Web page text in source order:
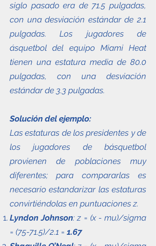
siglo pasado era de 71.5 pulgadas,
con una desviación estándar de 2.1
pulgadas. Los jugadores de
ásquetbol del equipo Miami Heat
tienen una estatura media de 80.0
pulgadas, con una desviación
estándar de 3.3 pulgadas.
Solución del ejemplo:
Las estaturas de los presidentes y de
los jugadores de básquetbol
provienen de poblaciones muy
diferentes; para compararlas es
necesario estandarizar las estaturas
convirtiéndolas en puntuaciones z.
Lyndon Johnson: z = (x - mu)/sigma
= (75-71.5)/2.1 = 1.67